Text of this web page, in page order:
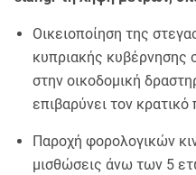
Οικειοποίηση της
κυπριακής κυβέρνησης
στην οικοδομική
επιβαρύνει τον
Παροχή φορολογικών
μισθώσεις άνω των 5